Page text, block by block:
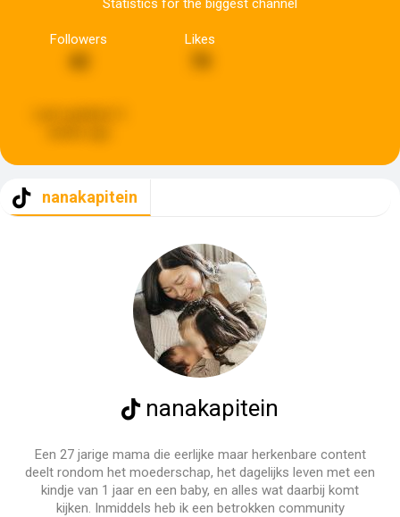
Followers Likes
nanakapitein
nanakapitein
Een 27 jarige mama die eerlijke maar herkenbare content
deelt rondom het moederschap, het dagelijks leven met een
kindje van 1 jaar en een baby, en alles wat daarbij komt
kijken. Inmiddels heb ik een betrokken community